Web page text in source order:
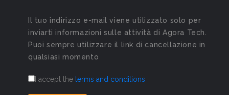
Il tuo indirizzo e-mail viene utilizzato solo per
inviarti informazioni sulle attività di Agora Tech.
Puoi sempre utilizzare il link di cancellazione in
qualsiasi momento
I accept the terms and conditions